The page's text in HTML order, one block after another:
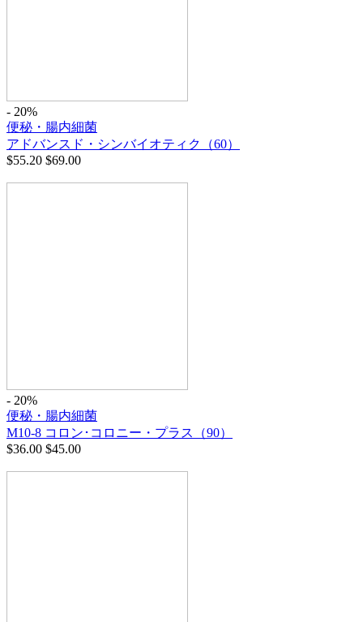
- 20%
便秘・腸内細菌
アドバンスド・シンバイオティク（60）
$55.20 $69.00
- 20%
便秘・腸内細菌
M10-8 コロン･コロニー・プラス（90）
$36.00 $45.00